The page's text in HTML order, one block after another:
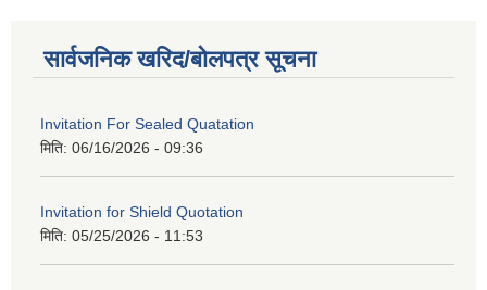
सार्वजनिक खरिद/बोलपत्र सूचना
Invitation For Sealed Quatation
मिति: 06/16/2026 - 09:36
Invitation for Shield Quotation
मिति: 05/25/2026 - 11:53